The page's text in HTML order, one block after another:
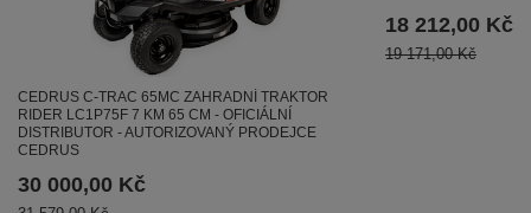
CEDRUS C-TRAC 65MC ZAHRADNÍ TRAKTOR
RIDER LC1P75F 7 KM 65 CM - OFICIÁLNÍ
DISTRIBUTOR - AUTORIZOVANÝ PRODEJCE
CEDRUS
30 000,00 Kč
18 212,00 Kč
19 171,00 Kč